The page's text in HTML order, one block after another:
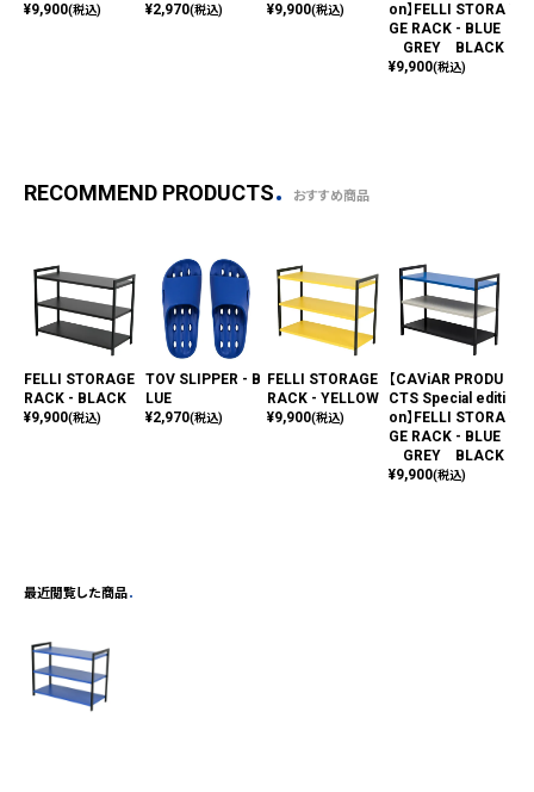
¥9,900(税込)
¥2,970(税込)
¥9,900(税込)
on】FELLI STORA
GE RACK - BLUE
GREY BLACK
¥9,900(税込)
RECOMMEND PRODUCTS おすすめ商品
FELLI STORAGE
RACK - BLACK
¥9,900(税込)
TOV SLIPPER - B
LUE
¥2,970(税込)
FELLI STORAGE
RACK - YELLOW
¥9,900(税込)
【CAViAR PRODU
CTS Special editi
on】FELLI STORA
GE RACK - BLUE
GREY BLACK
¥9,900(税込)
最近閲覧した商品